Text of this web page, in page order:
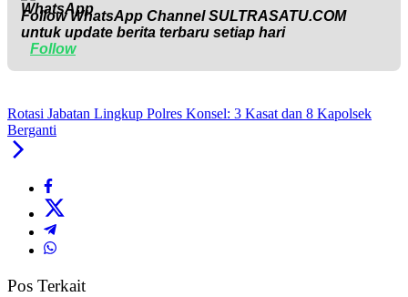
Follow WhatsApp ChannelSULTRASATU.COM
untuk update berita terbaru setiap hari
Follow
Rotasi Jabatan Lingkup Polres Konsel: 3 Kasat dan 8 Kapolsek
Berganti
Pos Terkait